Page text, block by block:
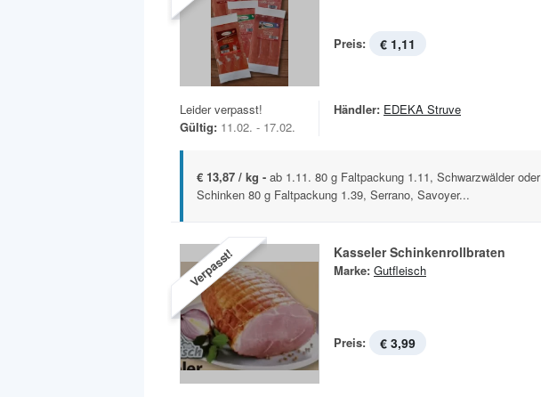
Preis: € 1,11
Leider verpasst!
Gültig: 11.02. - 17.02.
Händler: EDEKA Struve
€ 13,87 / kg - ab 1.11. 80 g Faltpackung 1.11, Schwarzwälder oder
Schinken 80 g Faltpackung 1.39, Serrano, Savoyer...
Verpasst! Kasseler Schinkenrollbraten
Marke: Gutfleisch
Preis: € 3,99